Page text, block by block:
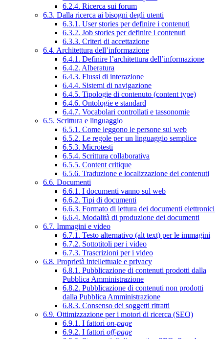
6.2.4. Ricerca sui forum
6.3. Dalla ricerca ai bisogni degli utenti
6.3.1. User stories per definire i contenuti
6.3.2. Job stories per definire i contenuti
6.3.3. Criteri di accettazione
6.4. Architettura dell’informazione
6.4.1. Definire l’architettura dell’informazione
6.4.2. Alberatura
6.4.3. Flussi di interazione
6.4.4. Sistemi di navigazione
6.4.5. Tipologie di contenuto (content type)
6.4.6. Ontologie e standard
6.4.7. Vocabolari controllati e tassonomie
6.5. Scrittura e linguaggio
6.5.1. Come leggono le persone sul web
6.5.2. Le regole per un linguaggio semplice
6.5.3. Microtesti
6.5.4. Scrittura collaborativa
6.5.5. Content critique
6.5.6. Traduzione e localizzazione dei contenuti
6.6. Documenti
6.6.1. I documenti vanno sul web
6.6.2. Tipi di documenti
6.6.3. Formato di lettura dei documenti elettronici
6.6.4. Modalità di produzione dei documenti
6.7. Immagini e video
6.7.1. Testo alternativo (alt text) per le immagini
6.7.2. Sottotitoli per i video
6.7.3. Trascrizioni per i video
6.8. Proprietà intellettuale e privacy
6.8.1. Pubblicazione di contenuti prodotti dalla
Pubblica Amministrazione
6.8.2. Pubblicazione di contenuti non prodotti
dalla Pubblica Amministrazione
6.8.3. Consenso dei soggetti ritratti
6.9. Ottimizzazione per i motori di ricerca (SEO)
6.9.1. I fattori on-page
6.9.2. I fattori off-page